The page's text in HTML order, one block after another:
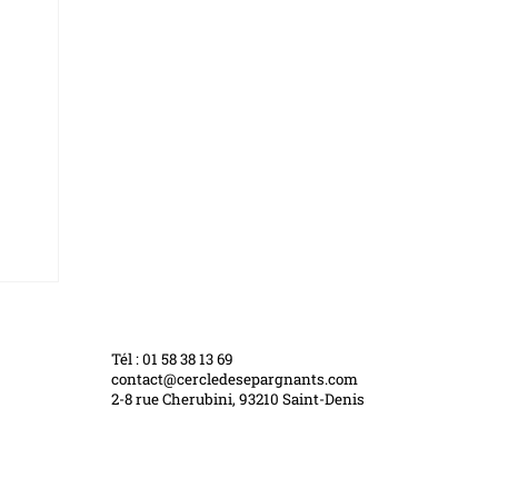
Tél : 01 58 38 13 69
contact@cercledesepargnants.com
2-8 rue Cherubini, 93210 Saint-Denis